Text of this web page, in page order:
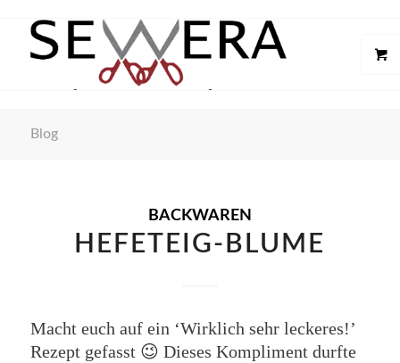
Blog
BACKWAREN
HEFETEIG-BLUME
Macht euch auf ein ‘Wirklich sehr leckeres!’
Rezept gefasst 😉 Dieses Kompliment durfte